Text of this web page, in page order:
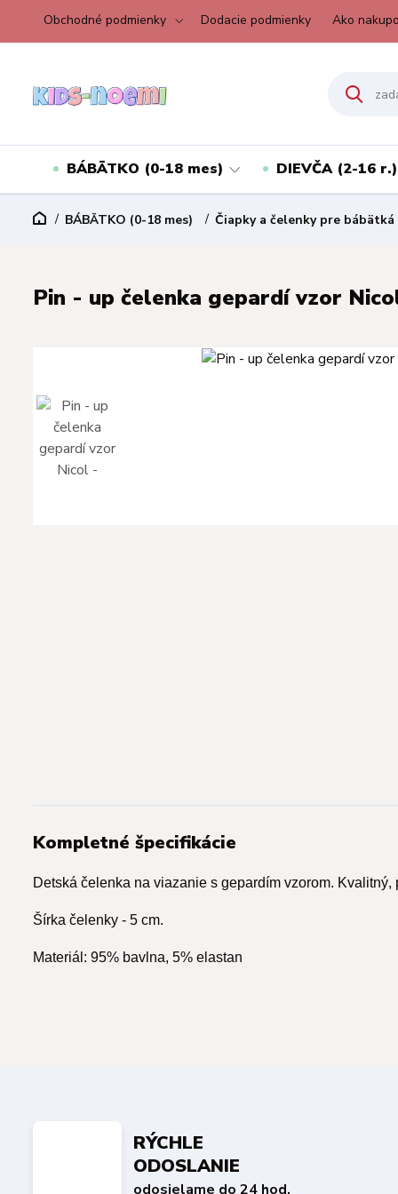
Obchodné podmienky Dodacie podmienky Ako
BÁBÄTKO (0-18 mes) DIEVČA (2-16 r.)
BÁBÄTKO (0-18 mes) Čiapky a čelenky pre bábätká
Pin - up čelenka gepardí vzor
Kompletné špecifikácie
Detská čelenka na viazanie s gepardím vzorom. Kvalitný,
Šírka čelenky - 5 cm.
Materiál: 95% bavlna, 5% elastan
RÝCHLE
ODOSLANIE
odosielame do 24 hod.